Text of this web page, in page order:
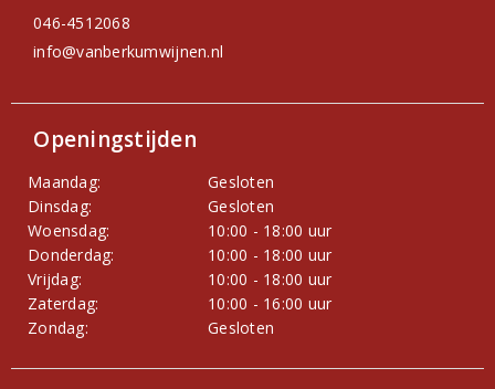
046-4512068
info@vanberkumwijnen.nl
Openingstijden
Maandag:
Gesloten
Dinsdag:
Gesloten
Woensdag:
10:00 - 18:00 uur
Donderdag:
10:00 - 18:00 uur
Vrijdag:
10:00 - 18:00 uur
Zaterdag:
10:00 - 16:00 uur
Zondag:
Gesloten